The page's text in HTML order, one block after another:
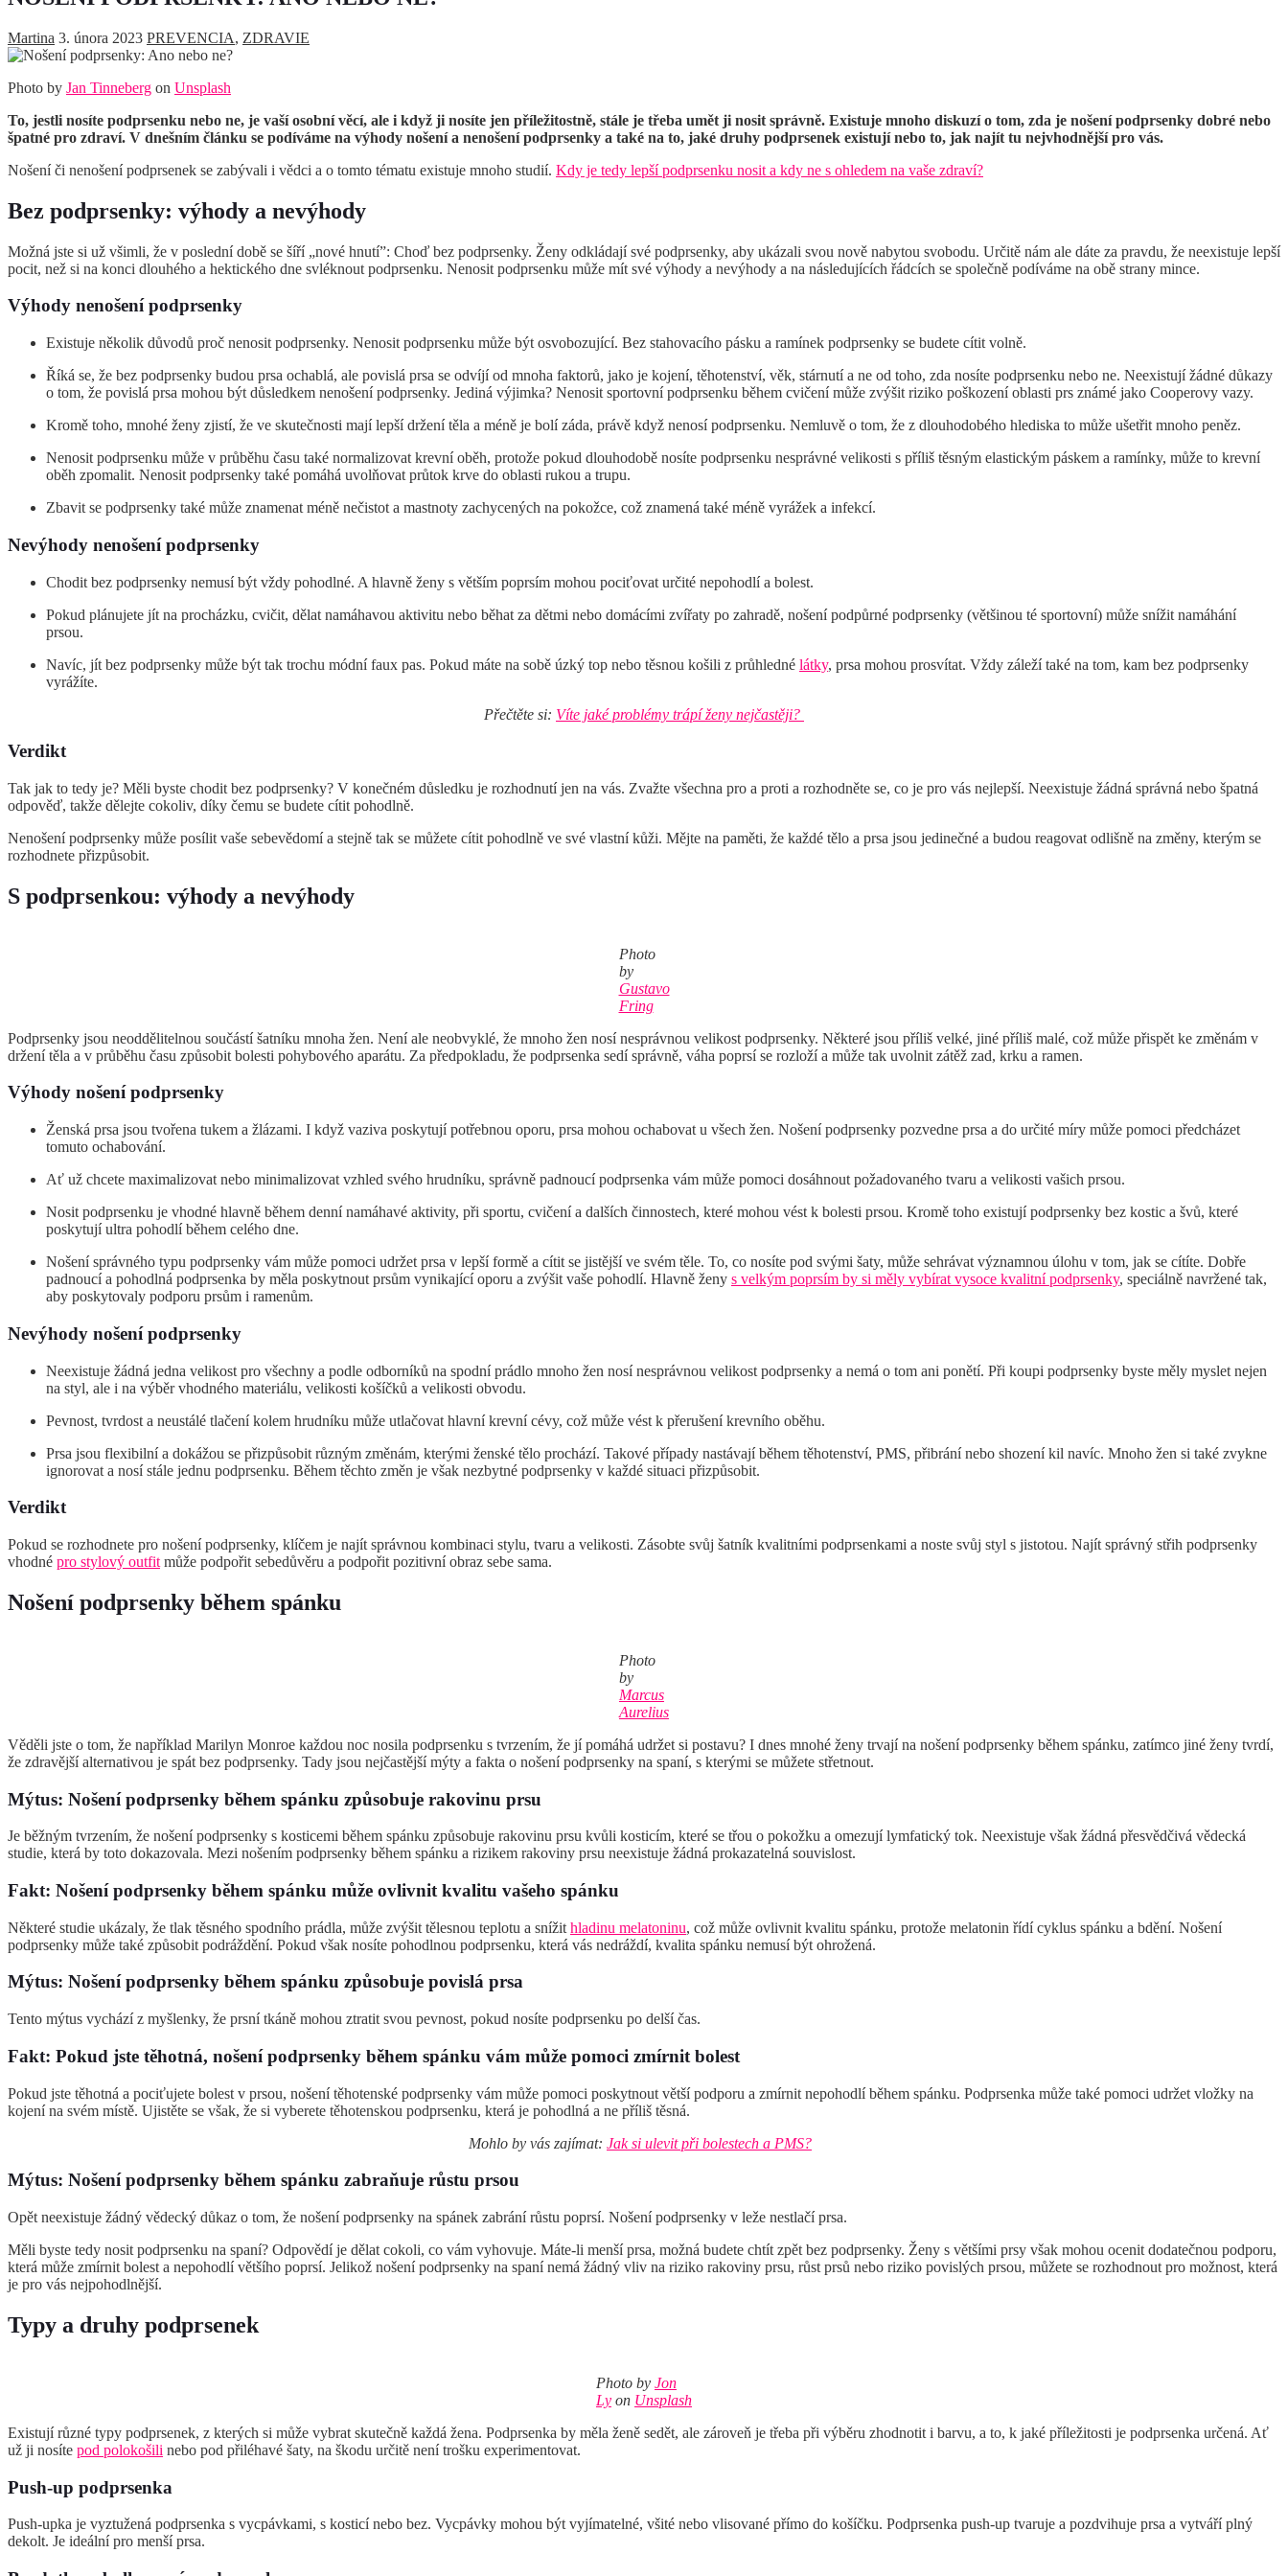
Martina 3. února 2023 PREVENCIA, ZDRAVIE
Photo by Jan Tinneberg on Unsplash
To, jestli nosíte podprsenku nebo ne, je vaší osobní věcí, ale i když ji nosíte jen příležitostně, stále je třeba umět ji nosit správně. Existuje mnoho diskuzí o tom, zda je nošení podprsenky dobré nebo
špatné pro zdraví. V dnešním článku se podíváme na výhody nošení a nenošení podprsenky a také na to, jaké druhy podprsenek existují nebo to, jak najít tu nejvhodnější pro vás.
Nošení či nenošení podprsenek se zabývali i vědci a o tomto tématu existuje mnoho studií. Kdy je tedy lepší podprsenku nosit a kdy ne s ohledem na vaše zdraví?
Bez podprsenky: výhody a nevýhody
Možná jste si už všimli, že v poslední době se šíří „nové hnutí”: Choď bez podprsenky. Ženy odkládají své podprsenky, aby ukázali svou nově nabytou svobodu. Určitě nám ale dáte za pravdu, že neexistuje lepší
pocit, než si na konci dlouhého a hektického dne svléknout podprsenku. Nenosit podprsenku může mít své výhody a nevýhody a na následujících řádcích se společně podíváme na obě strany mince.
Výhody nenošení podprsenky
Existuje několik důvodů proč nenosit podprsenky. Nenosit podprsenku může být osvobozující. Bez stahovacího pásku a ramínek podprsenky se budete cítit volně.
Říká se, že bez podprsenky budou prsa ochablá, ale povislá prsa se odvíjí od mnoha faktorů, jako je kojení, těhotenství, věk, stárnutí a ne od toho, zda nosíte podprsenku nebo ne. Neexistují žádné důkazy
o tom, že povislá prsa mohou být důsledkem nenošení podprsenky. Jediná výjimka? Nenosit sportovní podprsenku během cvičení může zvýšit riziko poškození oblasti prs známé jako Cooperovy vazy.
Kromě toho, mnohé ženy zjistí, že ve skutečnosti mají lepší držení těla a méně je bolí záda, právě když nenosí podprsenku. Nemluvě o tom, že z dlouhodobého hlediska to může ušetřit mnoho peněz.
Nenosit podprsenku může v průběhu času také normalizovat krevní oběh, protože pokud dlouhodobě nosíte podprsenku nesprávné velikosti s příliš těsným elastickým páskem a ramínky, může to krevní
oběh zpomalit. Nenosit podprsenky také pomáhá uvolňovat průtok krve do oblasti rukou a trupu.
Zbavit se podprsenky také může znamenat méně nečistot a mastnoty zachycených na pokožce, což znamená také méně vyrážek a infekcí.
Nevýhody nenošení podprsenky
Chodit bez podprsenky nemusí být vždy pohodlné. A hlavně ženy s větším poprsím mohou pociťovat určité nepohodlí a bolest.
Pokud plánujete jít na procházku, cvičit, dělat namáhavou aktivitu nebo běhat za dětmi nebo domácími zvířaty po zahradě, nošení podpůrné podprsenky (většinou té sportovní) může snížit namáhání
prsou.
Navíc, jít bez podprsenky může být tak trochu módní faux pas. Pokud máte na sobě úzký top nebo těsnou košili z průhledné látky, prsa mohou prosvítat. Vždy záleží také na tom, kam bez podprsenky
vyrážíte.
Přečtěte si: Víte jaké problémy trápí ženy nejčastěji?
Verdikt
Tak jak to tedy je? Měli byste chodit bez podprsenky? V konečném důsledku je rozhodnutí jen na vás. Zvažte všechna pro a proti a rozhodněte se, co je pro vás nejlepší. Neexistuje žádná správná nebo špatná
odpověď, takže dělejte cokoliv, díky čemu se budete cítit pohodlně.
Nenošení podprsenky může posílit vaše sebevědomí a stejně tak se můžete cítit pohodlně ve své vlastní kůži. Mějte na paměti, že každé tělo a prsa jsou jedinečné a budou reagovat odlišně na změny, kterým se
rozhodnete přizpůsobit.
S podprsenkou: výhody a nevýhody
Photo
by
Gustavo
Fring
Podprsenky jsou neoddělitelnou součástí šatníku mnoha žen. Není ale neobvyklé, že mnoho žen nosí nesprávnou velikost podprsenky. Některé jsou příliš velké, jiné příliš malé, což může přispět ke změnám v
držení těla a v průběhu času způsobit bolesti pohybového aparátu. Za předpokladu, že podprsenka sedí správně, váha poprsí se rozloží a může tak uvolnit zátěž zad, krku a ramen.
Výhody nošení podprsenky
Ženská prsa jsou tvořena tukem a žlázami. I když vaziva poskytují potřebnou oporu, prsa mohou ochabovat u všech žen. Nošení podprsenky pozvedne prsa a do určité míry může pomoci předcházet
tomuto ochabování.
Ať už chcete maximalizovat nebo minimalizovat vzhled svého hrudníku, správně padnoucí podprsenka vám může pomoci dosáhnout požadovaného tvaru a velikosti vašich prsou.
Nosit podprsenku je vhodné hlavně během denní namáhavé aktivity, při sportu, cvičení a dalších činnostech, které mohou vést k bolesti prsou. Kromě toho existují podprsenky bez kostic a švů, které
poskytují ultra pohodlí během celého dne.
Nošení správného typu podprsenky vám může pomoci udržet prsa v lepší formě a cítit se jistější ve svém těle. To, co nosíte pod svými šaty, může sehrávat významnou úlohu v tom, jak se cítíte. Dobře
padnoucí a pohodlná podprsenka by měla poskytnout prsům vynikající oporu a zvýšit vaše pohodlí. Hlavně ženy s velkým poprsím by si měly vybírat vysoce kvalitní podprsenky, speciálně navržené tak,
aby poskytovaly podporu prsům i ramenům.
Nevýhody nošení podprsenky
Neexistuje žádná jedna velikost pro všechny a podle odborníků na spodní prádlo mnoho žen nosí nesprávnou velikost podprsenky a nemá o tom ani ponětí. Při koupi podprsenky byste měly myslet nejen
na styl, ale i na výběr vhodného materiálu, velikosti košíčků a velikosti obvodu.
Pevnost, tvrdost a neustálé tlačení kolem hrudníku může utlačovat hlavní krevní cévy, což může vést k přerušení krevního oběhu.
Prsa jsou flexibilní a dokážou se přizpůsobit různým změnám, kterými ženské tělo prochází. Takové případy nastávají během těhotenství, PMS, přibrání nebo shození kil navíc. Mnoho žen si také zvykne
ignorovat a nosí stále jednu podprsenku. Během těchto změn je však nezbytné podprsenky v každé situaci přizpůsobit.
Verdikt
Pokud se rozhodnete pro nošení podprsenky, klíčem je najít správnou kombinaci stylu, tvaru a velikosti. Zásobte svůj šatník kvalitními podprsenkami a noste svůj styl s jistotou. Najít správný střih podprsenky
vhodné pro stylový outfit může podpořit sebedůvěru a podpořit pozitivní obraz sebe sama.
Nošení podprsenky během spánku
Photo
by
Marcus
Aurelius
Věděli jste o tom, že například Marilyn Monroe každou noc nosila podprsenku s tvrzením, že jí pomáhá udržet si postavu? I dnes mnohé ženy trvají na nošení podprsenky během spánku, zatímco jiné ženy tvrdí,
že zdravější alternativou je spát bez podprsenky. Tady jsou nejčastější mýty a fakta o nošení podprsenky na spaní, s kterými se můžete střetnout.
Mýtus: Nošení podprsenky během spánku způsobuje rakovinu prsu
Je běžným tvrzením, že nošení podprsenky s kosticemi během spánku způsobuje rakovinu prsu kvůli kosticím, které se třou o pokožku a omezují lymfatický tok. Neexistuje však žádná přesvědčivá vědecká
studie, která by toto dokazovala. Mezi nošením podprsenky během spánku a rizikem rakoviny prsu neexistuje žádná prokazatelná souvislost.
Fakt: Nošení podprsenky během spánku může ovlivnit kvalitu vašeho spánku
Některé studie ukázaly, že tlak těsného spodního prádla, může zvýšit tělesnou teplotu a snížit hladinu melatoninu, což může ovlivnit kvalitu spánku, protože melatonin řídí cyklus spánku a bdění. Nošení
podprsenky může také způsobit podráždění. Pokud však nosíte pohodlnou podprsenku, která vás nedráždí, kvalita spánku nemusí být ohrožená.
Mýtus: Nošení podprsenky během spánku způsobuje povislá prsa
Tento mýtus vychází z myšlenky, že prsní tkáně mohou ztratit svou pevnost, pokud nosíte podprsenku po delší čas.
Fakt: Pokud jste těhotná, nošení podprsenky během spánku vám může pomoci zmírnit bolest
Pokud jste těhotná a pociťujete bolest v prsou, nošení těhotenské podprsenky vám může pomoci poskytnout větší podporu a zmírnit nepohodlí během spánku. Podprsenka může také pomoci udržet vložky na
kojení na svém místě. Ujistěte se však, že si vyberete těhotenskou podprsenku, která je pohodlná a ne příliš těsná.
Mohlo by vás zajímat: Jak si ulevit při bolestech a PMS?
Mýtus: Nošení podprsenky během spánku zabraňuje růstu prsou
Opět neexistuje žádný vědecký důkaz o tom, že nošení podprsenky na spánek zabrání růstu poprsí. Nošení podprsenky v leže nestlačí prsa.
Měli byste tedy nosit podprsenku na spaní? Odpovědí je dělat cokoli, co vám vyhovuje. Máte-li menší prsa, možná budete chtít zpět bez podprsenky. Ženy s většími prsy však mohou ocenit dodatečnou podporu,
která může zmírnit bolest a nepohodlí většího poprsí. Jelikož nošení podprsenky na spaní nemá žádný vliv na riziko rakoviny prsu, růst prsů nebo riziko povislých prsou, můžete se rozhodnout pro možnost, která
je pro vás nejpohodlnější.
Typy a druhy podprsenek
Photo by Jon
Ly on Unsplash
Existují různé typy podprsenek, z kterých si může vybrat skutečně každá žena. Podprsenka by měla ženě sedět, ale zároveň je třeba při výběru zhodnotit i barvu, a to, k jaké příležitosti je podprsenka určená. Ať
už ji nosíte pod polokošili nebo pod přiléhavé šaty, na škodu určitě není trošku experimentovat.
Push-up podprsenka
Push-upka je vyztužená podprsenka s vycpávkami, s kosticí nebo bez. Vycpávky mohou být vyjímatelné, všité nebo vlisované přímo do košíčku. Podprsenka push-up tvaruje a pozdvihuje prsa a vytváří plný
dekolt. Je ideální pro menší prsa.